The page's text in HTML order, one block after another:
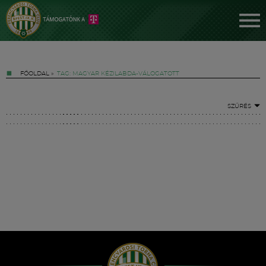
FŐOLDAL » TAG: MAGYAR KÉZILABDA-VÁLOGATOTT
SZŰRÉS
Hírek